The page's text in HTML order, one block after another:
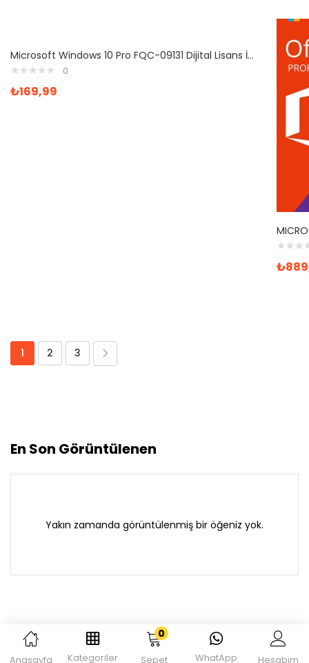
Anasayfa Kategoriler
0
Sepet WhatApp Hesabım
Microsoft Windows 10 Pro FQC-09131 Dijital Lisans İşletim Sistemi
0
₺169,99
₺
1 2 3
En Son Görüntülenen
Yakın zamanda görüntülenmiş bir öğeniz yok.